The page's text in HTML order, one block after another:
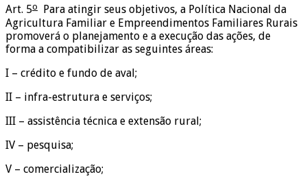
Art. 5o
Para atingir seus objetivos, a Política Nacional da
Agricultura Familiar e Empreendimentos Familiares Rurais
promoverá o planejamento e a execução das ações, de
forma a compatibilizar as seguintes áreas:
I – crédito e fundo de aval;
II – infra-estrutura e serviços;
III – assistência técnica e extensão rural;
IV – pesquisa;
V – comercialização;